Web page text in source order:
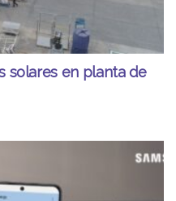
solares en planta de